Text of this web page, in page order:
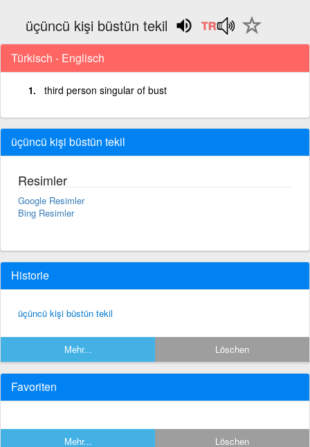
üçüncü kişi büstün tekil
Türkisch - Englisch
third person singular of bust
üçüncü kişi büstün tekil
Resimler
Google Resimler
Bing Resimler
Historie
üçüncü kişi büstün tekil
Mehr... Löschen
Favoriten
Mehr... Löschen